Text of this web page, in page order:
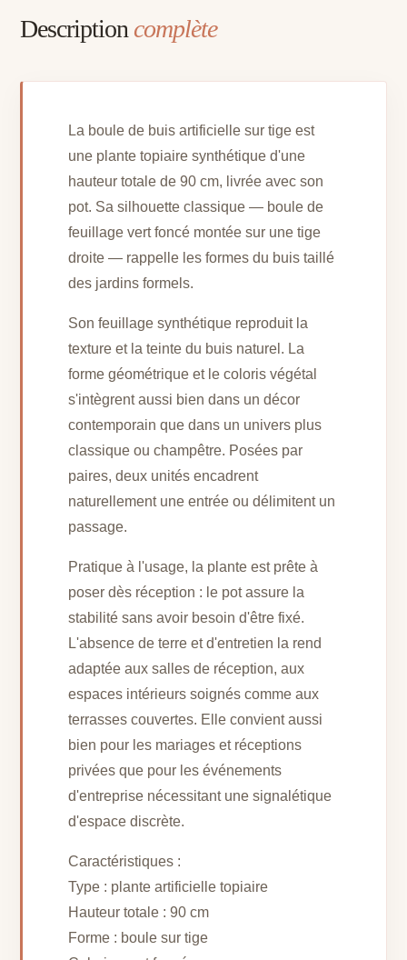
Description complète
La boule de buis artificielle sur tige est
une plante topiaire synthétique d'une
hauteur totale de 90 cm, livrée avec son
pot. Sa silhouette classique — boule de
feuillage vert foncé montée sur une tige
droite — rappelle les formes du buis taillé
des jardins formels.
Son feuillage synthétique reproduit la
texture et la teinte du buis naturel. La
forme géométrique et le coloris végétal
s'intègrent aussi bien dans un décor
contemporain que dans un univers plus
classique ou champêtre. Posées par
paires, deux unités encadrent
naturellement une entrée ou délimitent un
passage.
Pratique à l'usage, la plante est prête à
poser dès réception : le pot assure la
stabilité sans avoir besoin d'être fixé.
L'absence de terre et d'entretien la rend
adaptée aux salles de réception, aux
espaces intérieurs soignés comme aux
terrasses couvertes. Elle convient aussi
bien pour les mariages et réceptions
privées que pour les événements
d'entreprise nécessitant une signalétique
d'espace discrète.
Caractéristiques :
Type : plante artificielle topiaire
Hauteur totale : 90 cm
Forme : boule sur tige